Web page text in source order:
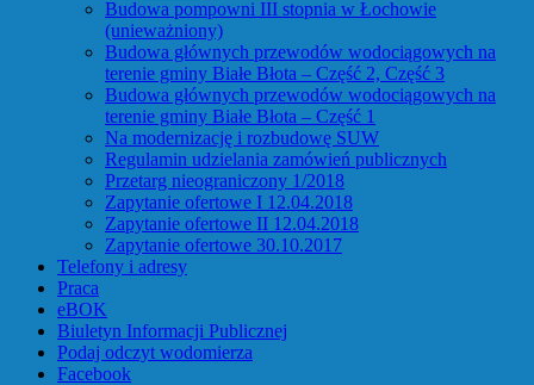
Budowa pompowni III stopnia w Łochowie
(unieważniony)
Budowa głównych przewodów wodociągowych na
terenie gminy Białe Błota – Część 2, Część 3
Budowa głównych przewodów wodociągowych na
terenie gminy Białe Błota – Część 1
Na modernizację i rozbudowę SUW
Regulamin udzielania zamówień publicznych
Przetarg nieograniczony 1/2018
Zapytanie ofertowe I 12.04.2018
Zapytanie ofertowe II 12.04.2018
Zapytanie ofertowe 30.10.2017
Telefony i adresy
Praca
eBOK
Biuletyn Informacji Publicznej
Podaj odczyt wodomierza
Facebook